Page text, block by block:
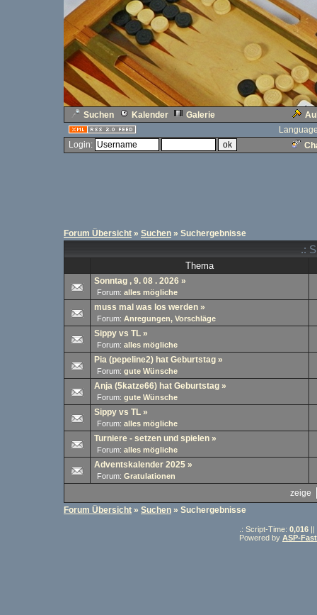
Suchen Kalender Galerie
Login:
Forum Übersicht » Suchen » Suchergebnisse
.:
Thema
Sonntag , 9. 08 . 2026 »
Forum: alles mögliche
muss mal was los werden »
Forum: Anregungen, Vorschläge
Sippy vs TL »
Forum: alles mögliche
Pia (pepeline2) hat Geburtstag »
Forum: gute Wünsche
Anja (5katze66) hat Geburtstag »
Forum: gute Wünsche
Sippy vs TL »
Forum: alles mögliche
Turniere - setzen und spielen »
Forum: alles mögliche
Adventskalender 2025 »
Forum: Gratulationen
zeige
Forum Übersicht » Suchen » Suchergebnisse
.: Script-Time: 0,016 ||
Powered by ASP-